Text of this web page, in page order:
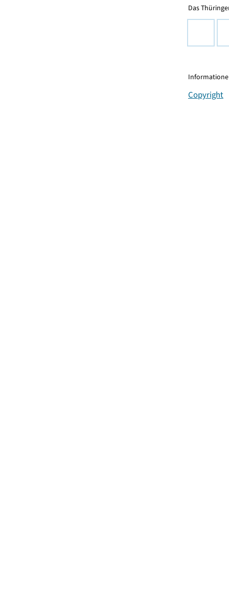
Das
Copyright